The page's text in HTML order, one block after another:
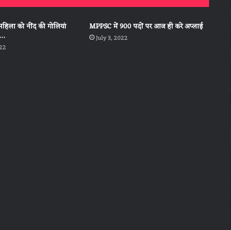
को नींद की गोलियां MPPSC में 900 पदों पर आज ही करे अप्लाई
July 3, 2022